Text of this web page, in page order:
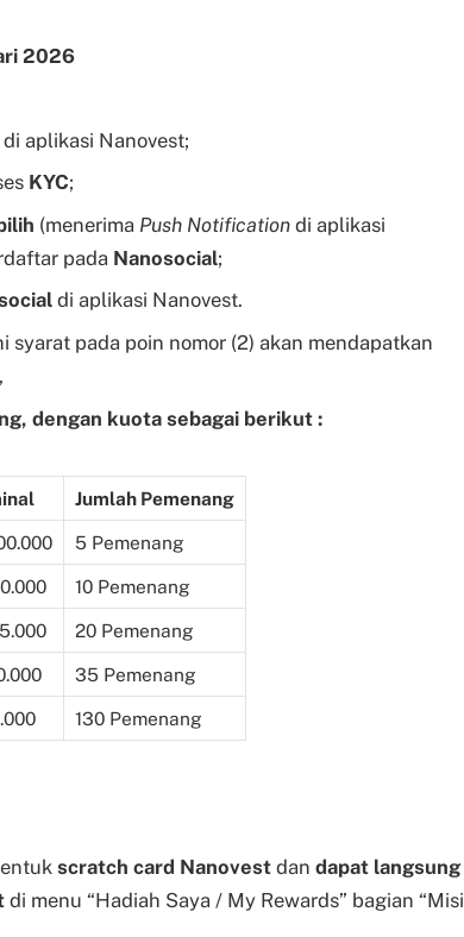
2026
di aplikasi Nanovest;
KYC;
(menerima Push Notification di aplikasi
pada Nanosocial;
di aplikasi Nanovest.
syarat pada poin nomor (2) akan mendapatkan
,
dengan kuota sebagai berikut :
Jumlah Pemenang
5 Pemenang
10 Pemenang
20 Pemenang
35 Pemenang
130 Pemenang
scratch card Nanovest dan dapat langsung
di menu “Hadiah Saya / My Rewards” bagian “Misi